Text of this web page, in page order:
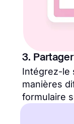
3.
Intégrez-le
manières
formulaire